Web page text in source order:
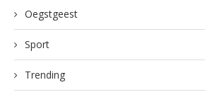
Oegstgeest
Sport
Trending